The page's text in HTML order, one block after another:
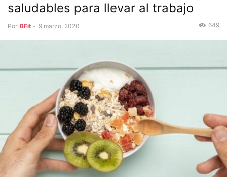
saludables para llevar al trabajo
Por BFit - 9 marzo, 2020 649